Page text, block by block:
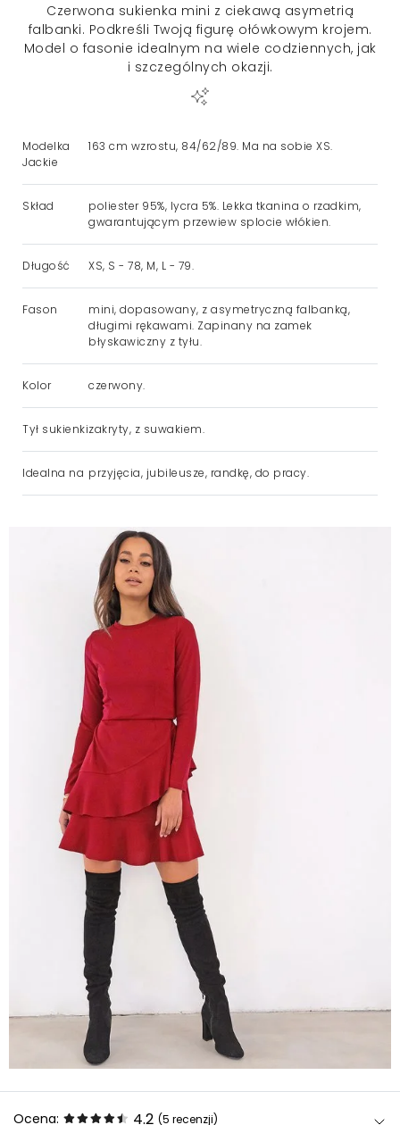
Czerwona sukienka mini z ciekawą asymetrią
falbanki. Podkreśli Twoją figurę ołówkowym krojem.
Model o fasonie idealnym na wiele codziennych, jak
i szczególnych okazji.
Modelka
Jackie
163 cm wzrostu, 84/62/89. Ma na sobie XS.
Skład
poliester 95%, lycra 5%. Lekka tkanina o rzadkim,
gwarantującym przewiew splocie włókien.
Długość XS, S - 78, M, L - 79.
Fason
mini, dopasowany, z asymetryczną falbanką,
długimi rękawami. Zapinany na zamek
błyskawiczny z tyłu.
Kolor czerwony.
Tył sukienkizakryty, z suwakiem.
Idealna na przyjęcia, jubileusze, randkę, do pracy.
Ocena: 4.2 (5 recenzji)